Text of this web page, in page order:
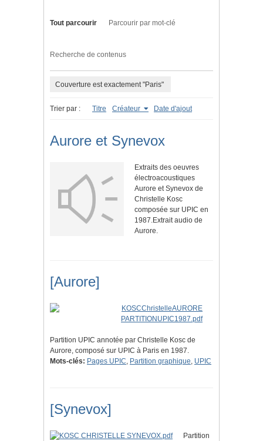
Tout parcourir Parcourir par mot-clé
Recherche de contenus
Couverture est exactement "Paris"
Trier par : Titre Créateur Date d'ajout
Aurore et Synevox
Extraits des oeuvres
électroacoustiques
Aurore et Synevox de
Christelle Kosc
composée sur UPIC en
1987.Extrait audio de
Aurore.
[Aurore]
Partition UPIC annotée par Christelle Kosc de
Aurore, composé sur UPIC à Paris en 1987.
Mots-clés: Pages UPIC, Partition graphique, UPIC
[Synevox]
Partition